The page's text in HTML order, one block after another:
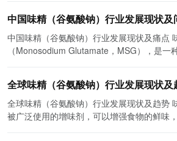
（谷氨酸钠）生产和消费国，中国在技术创
方面具备巨大的潜力。未来，中国味精（谷
推动技术创新，提升产品质量，满足消费者
品的需求，实现可持续发展。
新。例如，开发出更多种类的味精产品，如
产品，方便消费者使用；此外，结合互联网
配送等服务，更好地满足消费者的个性化需求。 总之，中国味
效促进行业的健康发展，消费者对食品质量
更大的市场需求。同时，味精行业需要不断
展，提高产品质量和品牌价值，以在日益激
之地。
着全球食品工业的发展，味精产品的需求不
中国味精企业在全球市场中都占据了一定的
共同的挑战。 首先，全球味精企业和中国味精企业都需要积极应对消
费者对食品安全和健康的关注。近年来，消
管理，确保产品的安全可靠，并通过有效的
品，以满足消费者不断变化的需求。消费者
越来越高，味精企业需要加大研发投入，提
和技术升级。其次，味精的下游需求扩大也
随着味精市场的扩大，食品加工企业开展生
这将刺激食品加工行业的发展。同时，餐饮
相关行业的增长，如餐具制造业、食材供应
等。因此，味精的下游需求扩大对于相关行
响。 总的来说，中国味精（谷氨酸钠）作为重要的调味品，在近年来
取得了长足发展。味精的下游需求扩大是由
高、餐饮行业的快速发展以及老年人口的增
主要涉及到谷氨酸的采购，一般是从原料供
的供应商通常会根据市场需求和价格进行生
链涉及到味精的生产和销售。生产加工环节
工艺流程、设备和技术等因素。一般来说，
的质量和供应能力。 在供应链的管理和运营方面，味精生产企业需要
考虑到与供应商的合作关系、原材料的质量
及产品的营销和销售等方面。为了保证供应
建立起完善的供应链管理体系，通过信息化
点是品牌较多，品质也相对较好。中国味精
康恩贝、味全、三得利等，这些品牌都在中
份额。此外，中国味精市场容量巨大，市场
现在三个方面。第一，提升产品品质。近年
于食品安全和健康问题引起关注，对于味精
高。因此，一些味精企业积极引进先进的生
中国味精（谷氨酸钠）行业发展现状及
中国味精（谷氨酸钠）行业发展现状及痛点 味精，即谷氨酸钠
（Monosodium Glutamate，MSG），是一
一些发展现状和痛点问题。 首先，在发展现状方面，中国味精行业的
规模庞大，产能不断扩大。根据中国调味品
味精产量达到150万吨，占据全球约80%的市
全球味精（谷氨酸钠）行业发展现状及
全球味精（谷氨酸钠）行业发展现状及趋势 味精（谷氨酸钠）是一种
被广泛使用的增味剂，可以增强食物的鲜味